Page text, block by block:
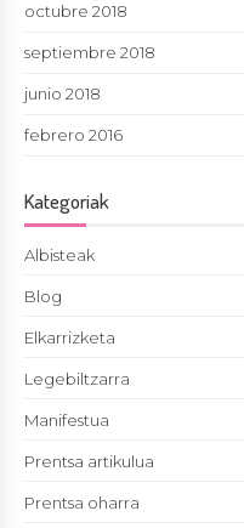
octubre 2018
septiembre 2018
junio 2018
febrero 2016
Kategoriak
Albisteak
Blog
Elkarrizketa
Legebiltzarra
Manifestua
Prentsa artikulua
Prentsa oharra